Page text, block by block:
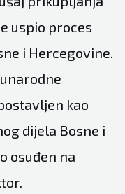
uspio proces
i Hercegovine.
kao
dijela Bosne i
osuđen na